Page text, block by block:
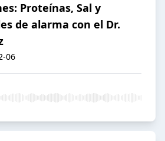
Proteínas, Sal y
de alarma con el Dr.
06